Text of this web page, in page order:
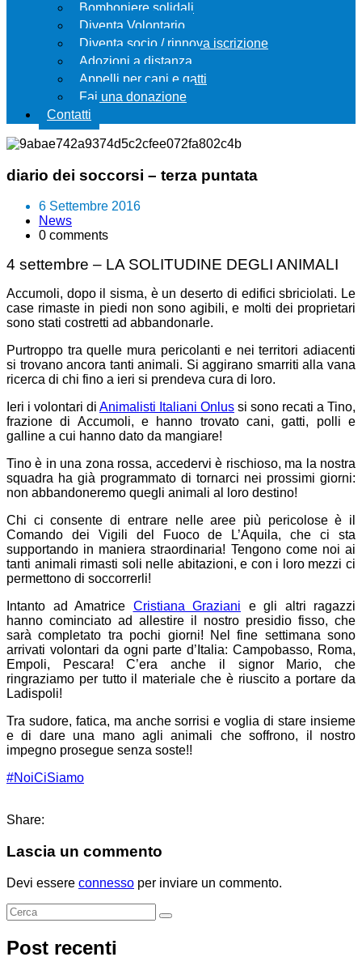
Bomboniere solidali
Diventa Volontario
Diventa socio / rinnova iscrizione
Adozioni a distanza
Appelli per cani e gatti
Fai una donazione
Contatti
diario dei soccorsi – terza puntata
6 Settembre 2016
News
0 comments
4 settembre – LA SOLITUDINE DEGLI ANIMALI
Accumoli, dopo il sisma, è un deserto di edifici sbriciolati. Le
case rimaste in piedi non sono agibili, e molti dei proprietari
sono stati costretti ad abbandonarle.
Purtroppo tra quelle mura pericolanti e nei territori adiacenti
si trovano ancora tanti animali. Si aggirano smarriti alla vana
ricerca di chi fino a ieri si prendeva cura di loro.
Ieri i volontari di Animalisti Italiani Onlus si sono recati a Tino,
frazione di Accumoli, e hanno trovato cani, gatti, polli e
galline a cui hanno dato da mangiare!
Tino è in una zona rossa, accedervi è rischioso, ma la nostra
squadra ha già programmato di tornarci nei prossimi giorni:
non abbandoneremo quegli animali al loro destino!
Chi ci consente di entrare nelle aree più pericolose è il
Comando dei Vigili del Fuoco de L’Aquila, che ci sta
supportando in maniera straordinaria! Tengono come noi ai
tanti animali rimasti soli nelle abitazioni, e con i loro mezzi ci
permettono di soccorrerli!
Intanto ad Amatrice Cristiana Graziani e gli altri ragazzi
hanno cominciato ad allestire il nostro presidio fisso, che
sarà completato tra pochi giorni! Nel fine settimana sono
arrivati volontari da ogni parte d’Italia: Campobasso, Roma,
Empoli, Pescara! C’era anche il signor Mario, che
ringraziamo per tutto il materiale che è riuscito a portare da
Ladispoli!
Tra sudore, fatica, ma anche sorrisi e voglia di stare insieme
e di dare una mano agli animali che soffrono, il nostro
impegno prosegue senza soste!!
#NoiCiSiamo
Share:
Lascia un commento
Devi essere connesso per inviare un commento.
Post recenti